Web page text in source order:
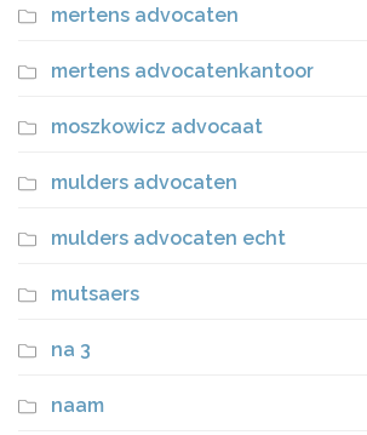
mertens advocaten
mertens advocatenkantoor
moszkowicz advocaat
mulders advocaten
mulders advocaten echt
mutsaers
na 3
naam